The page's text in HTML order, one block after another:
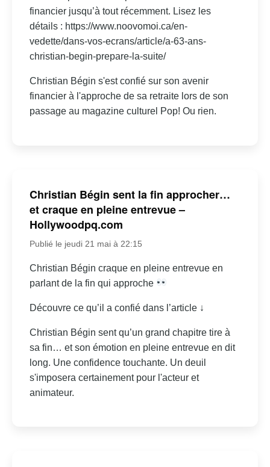
financier jusqu’à tout récemment. Lisez les
détails : https://www.noovomoi.ca/en-
vedette/dans-vos-ecrans/article/a-63-ans-
christian-begin-prepare-la-suite/
Christian Bégin s'est confié sur son avenir
financier à l'approche de sa retraite lors de son
passage au magazine culturel Pop! Ou rien.
Christian Bégin sent la fin approcher…
et craque en pleine entrevue –
Hollywoodpq.com
Publié le jeudi 21 mai à 22:15
Christian Bégin craque en pleine entrevue en
parlant de la fin qui approche
Découvre ce qu’il a confié dans l’article ↓
Christian Bégin sent qu’un grand chapitre tire à
sa fin… et son émotion en pleine entrevue en dit
long. Une confidence touchante. Un deuil
s'imposera certainement pour l'acteur et
animateur.